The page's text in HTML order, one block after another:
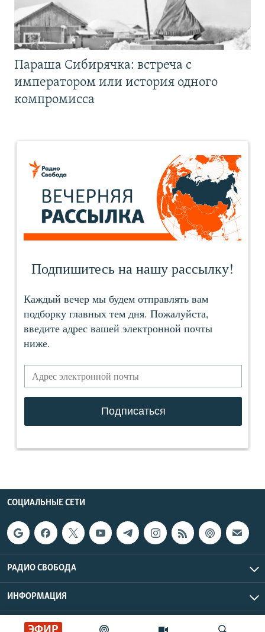
Параша Сибирячка: встреча с
императором или история одного
компромисса
СОЦИАЛЬНЫЕ СЕТИ
РАДИО СВОБОДА
ИНФОРМАЦИЯ
Радио Свобода © 2026 RFE/RL, Inc. | Все права защищены.